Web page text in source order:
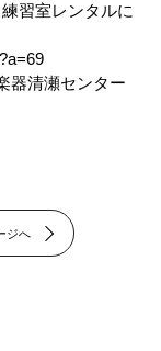
タルに
清瀬センター
ジへ